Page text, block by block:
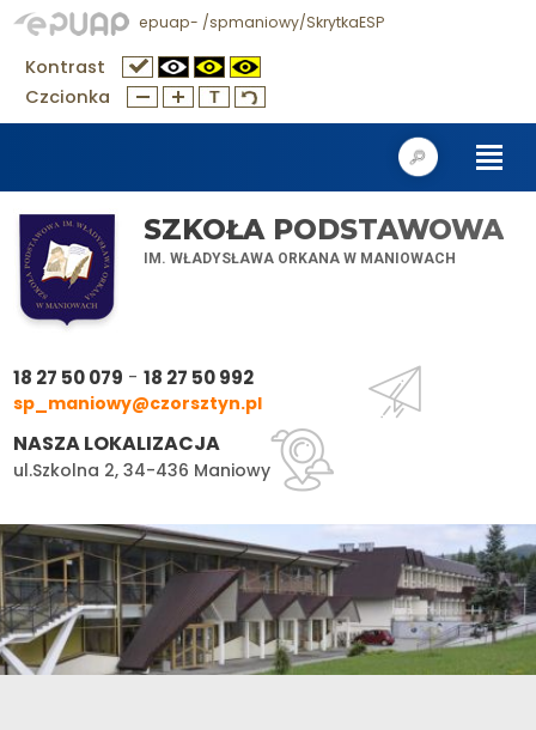
epuap- /spmaniowy/SkrytkaESP
Kontrast
Czcionka
SZKOŁA PODSTAWOWA
IM. WŁADYSŁAWA ORKANA W MANIOWACH
18 27 50 079 -18 27 50 992
sp_maniowy@czorsztyn.pl
NASZA LOKALIZACJA
ul.Szkolna 2, 34-436 Maniowy